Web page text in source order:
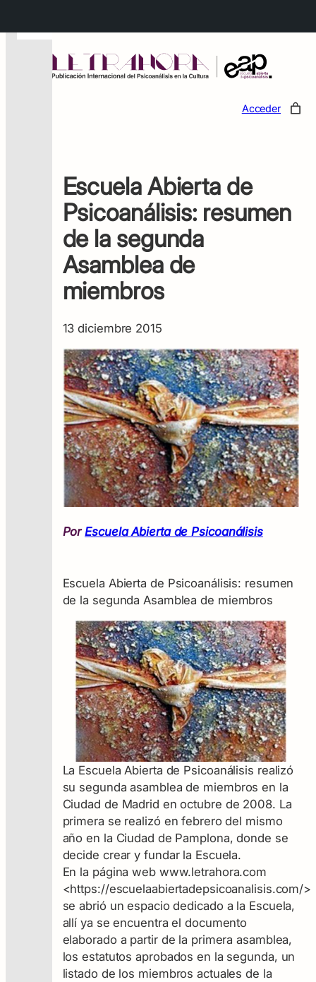
Acceder
Escuela Abierta de
Psicoanálisis: resumen
de la segunda
Asamblea de
miembros
13 diciembre 2015
PorEscuela Abierta de Psicoanálisis
Escuela Abierta de Psicoanálisis: resumen
de la segunda Asamblea de miembros
La Escuela Abierta de Psicoanálisis realizó
su segunda asamblea de miembros en la
Ciudad de Madrid en octubre de 2008. La
primera se realizó en febrero del mismo
año en la Ciudad de Pamplona, donde se
decide crear y fundar la Escuela.
En la página web www.letrahora.com
<https://escuelaabiertadepsicoanalisis.com/>,
se abrió un espacio dedicado a la Escuela,
allí ya se encuentra el documento
elaborado a partir de la primera asamblea,
los estatutos aprobados en la segunda, un
listado de los miembros actuales de la